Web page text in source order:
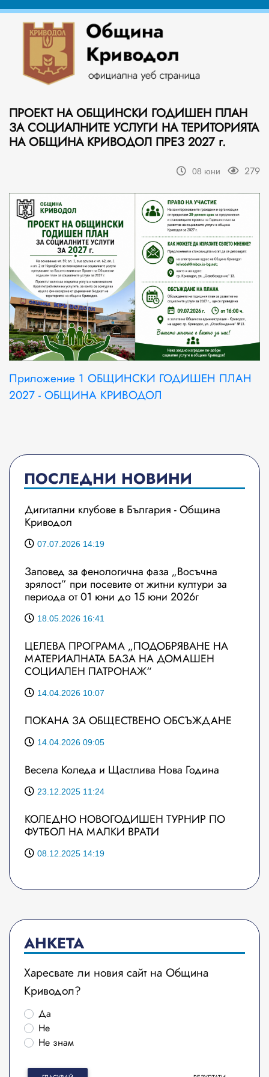
ПРОЕКТ НА ОБЩИНСКИ ГОДИШЕН ПЛАН
ЗА СОЦИАЛНИТЕ УСЛУГИ НА ТЕРИТОРИЯТА
НА ОБЩИНА КРИВОДОЛ ПРЕЗ 2027 г.
08 юни 279
Приложение 1 ОБЩИНСКИ ГОДИШЕН ПЛАН
2027 - ОБЩИНА КРИВОДОЛ
ПОСЛЕДНИ НОВИНИ
Дигитални клубове в България - Община
Криводол
07.07.2026 14:19
Заповед за фенологична фаза „Восъчна
зрялост” при посевите от житни култури за
периода от 01 юни до 15 юни 2026г
18.05.2026 16:41
ЦЕЛЕВА ПРОГРАМА „ПОДОБРЯВАНЕ НА
МАТЕРИАЛНАТА БАЗА НА ДОМАШЕН
СОЦИАЛЕН ПАТРОНАЖ“
14.04.2026 10:07
ПОКАНА ЗА ОБЩЕСТВЕНО ОБСЪЖДАНЕ
14.04.2026 09:05
Весела Коледа и Щастлива Нова Година
23.12.2025 11:24
КОЛЕДНО НОВОГОДИШЕН ТУРНИР ПО
ФУТБОЛ НА МАЛКИ ВРАТИ
08.12.2025 14:19
АНКЕТА
Харесвате ли новия сайт на Община
Криводол?
Да
Не
Не знам